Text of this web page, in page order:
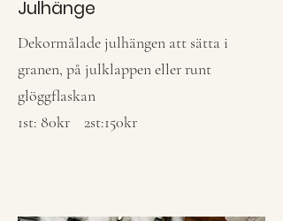
Julhänge
Dekormålade julhängen att sätta i
granen, på julklappen eller runt
glöggflaskan
1st: 80kr 2st:150kr